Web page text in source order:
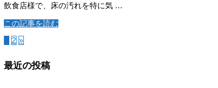
飲食店様で、床の汚れを特に気 …
この記事を読む
2 »
最近の投稿